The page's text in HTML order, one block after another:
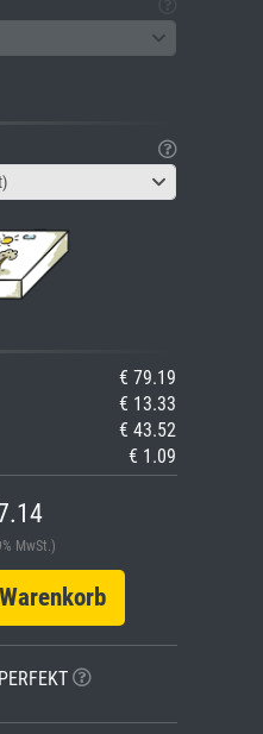
€ 79.19
€ 13.33
€ 43.52
€ 1.09
MwSt.)
PERFEKT